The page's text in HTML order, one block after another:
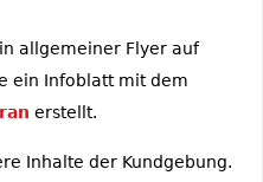
allgemeiner Flyer auf
ein Infoblatt mit dem
erstellt.
Inhalte der Kundgebung.